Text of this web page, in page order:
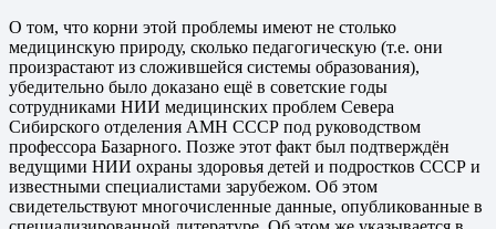
О том, что корни этой проблемы имеют не столько
медицинскую природу, сколько педагогическую (т.е. они
произрастают из сложившейся системы образования),
убедительно было доказано ещё в советские годы
сотрудниками НИИ медицинских проблем Севера
Сибирского отделения АМН СССР под руководством
профессора Базарного. Позже этот факт был подтверждён
ведущими НИИ охраны здоровья детей и подростков СССР и
известными специалистами зарубежом. Об этом
свидетельствуют многочисленные данные, опубликованные в